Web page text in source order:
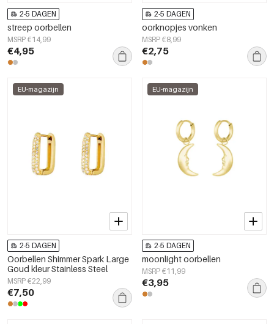
2-5 DAGEN
streep oorbellen
MSRP €14,99
€4,95
2-5 DAGEN
oorknopjes vonken
MSRP €8,99
€2,75
EU-magazijn
2-5 DAGEN
Oorbellen Shimmer Spark Large
Goud kleur Stainless Steel
MSRP €22,99
€7,50
EU-magazijn
2-5 DAGEN
moonlight oorbellen
MSRP €11,99
€3,95